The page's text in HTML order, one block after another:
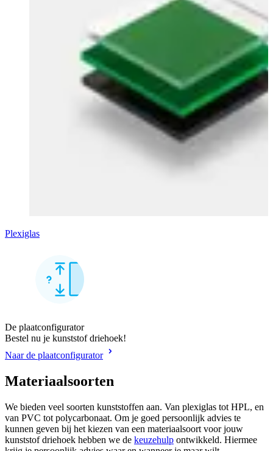
Plexiglas
De plaatconfigurator
Bestel nu je kunststof driehoek!
Naar de plaatconfigurator
Materiaalsoorten
We bieden veel soorten kunststoffen aan. Van plexiglas tot HPL, en
van PVC tot polycarbonaat. Om je goed persoonlijk advies te
kunnen geven bij het kiezen van een materiaalsoort voor jouw
kunststof driehoek hebben we de keuzehulp ontwikkeld. Hiermee